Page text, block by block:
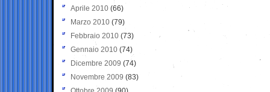
Aprile 2010 (66)
Marzo 2010 (79)
Febbraio 2010 (73)
Gennaio 2010 (74)
Dicembre 2009 (74)
Novembre 2009 (83)